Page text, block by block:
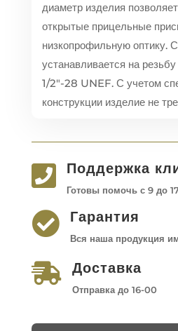
диаметр изделия
открытые прицельные
низкопрофильную оптику.
устанавливается на
1/2″-28 UNEF. С учетом
конструкции изделие не
 Поддержка
Готовы помочь с 9 до
 Гарантия
Вся наша продукция
 Доставка
Отправка до 16-00